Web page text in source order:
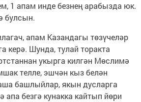
1 апам инде безнең арабызда юк.
булсын.
апам Казандагы төзүчеләр
керә. Шунда, тулай торакта
укырга килгән Мөслимә
телле, эшчән кыз белән
башлыйлар, якын дусларга
безгә кунакка кайтып йөри